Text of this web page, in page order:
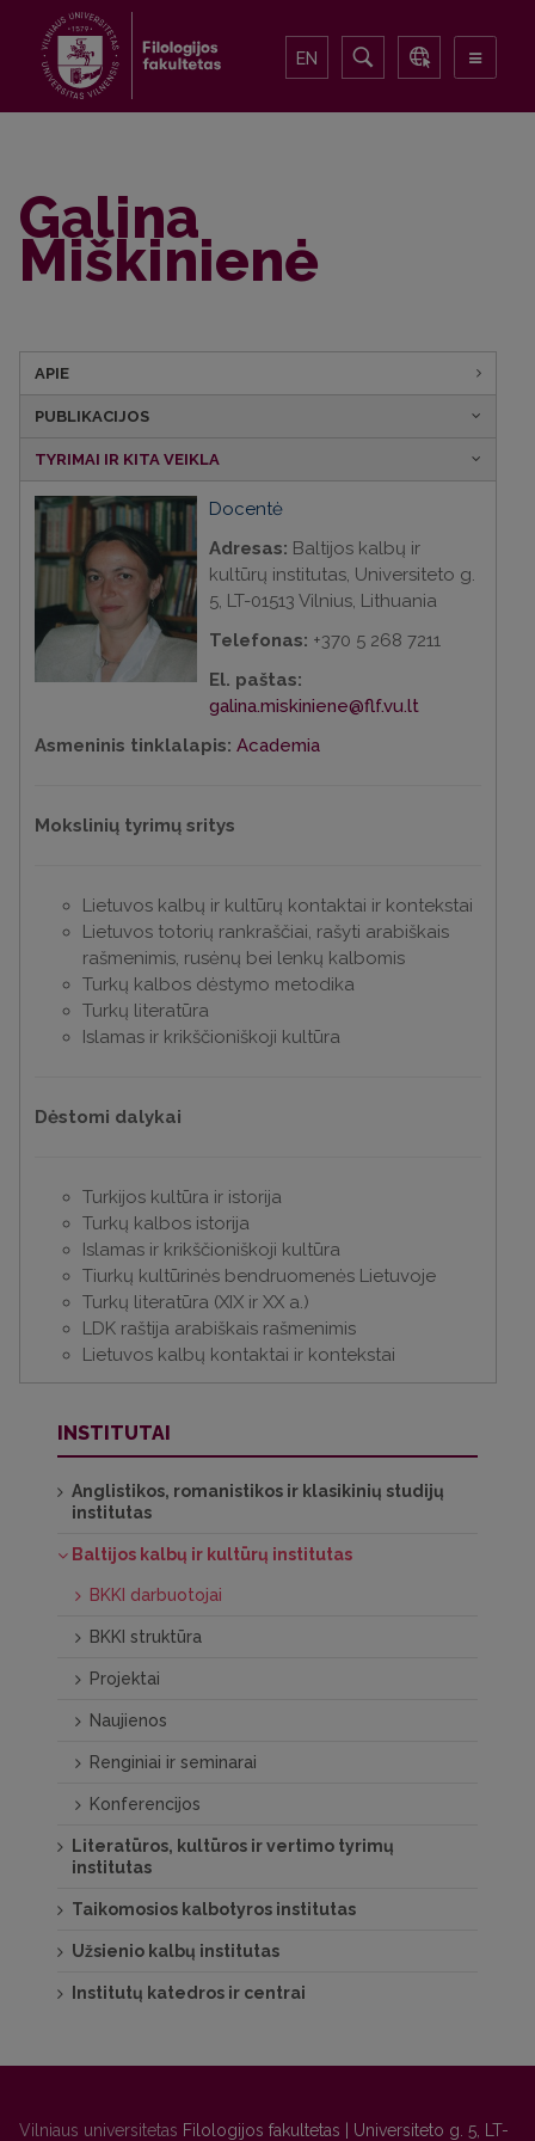
EN
Galina
Miškinienė
APIE
PUBLIKACIJOS
TYRIMAI IR KITA VEIKLA
Docentė
Adresas: Baltijos kalbų ir
kultūrų institutas, Universiteto g.
5, LT-01513 Vilnius, Lithuania
Telefonas: +370 5 268 7211
El. paštas:
galina.miskiniene@flf.vu.lt
Asmeninis tinklalapis: Academia
Mokslinių tyrimų sritys
Lietuvos kalbų ir kultūrų kontaktai ir kontekstai
Lietuvos totorių rankraščiai, rašyti arabiškais
rašmenimis, rusėnų bei lenkų kalbomis
Turkų kalbos dėstymo metodika
Turkų literatūra
Islamas ir krikščioniškoji kultūra
Dėstomi dalykai
Turkijos kultūra ir istorija
Turkų kalbos istorija
Islamas ir krikščioniškoji kultūra
Tiurkų kultūrinės bendruomenės Lietuvoje
Turkų literatūra (XIX ir XX a.)
LDK raštija arabiškais rašmenimis
Lietuvos kalbų kontaktai ir kontekstai
INSTITUTAI
Anglistikos, romanistikos ir klasikinių studijų
institutas
Baltijos kalbų ir kultūrų institutas
BKKI darbuotojai
BKKI struktūra
Projektai
Naujienos
Renginiai ir seminarai
Konferencijos
Literatūros, kultūros ir vertimo tyrimų
institutas
Taikomosios kalbotyros institutas
Užsienio kalbų institutas
Institutų katedros ir centrai
Vilniaus universitetas Filologijos fakultetas | Universiteto g. 5, LT-